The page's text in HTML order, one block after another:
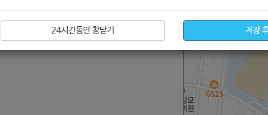
24시간동안 창닫기 저장